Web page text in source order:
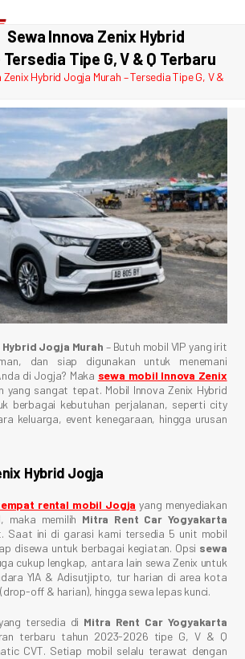
Sewa Innova Zenix Hybrid
Tipe G, V & Q Terbaru
Hybrid Jogja Murah – Tersedia Tipe G, V &
Jogja Murah – Butuh mobil VIP yang irit
dan siap digunakan untuk menemani
di Jogja? Maka sewa mobil Innova Zenix
yang sangat tepat. Mobil Innova Zenix Hybrid
berbagai kebutuhan perjalanan, seperti city
keluarga, event kenegaraan, hingga urusan
Hybrid Jogja
rental mobil Jogja yang menyediakan
maka memilih Mitra Rent Car Yogyakarta
Saat ini di garasi kami tersedia 5 unit mobil
disewa untuk berbagai kegiatan. Opsi sewa
cukup lengkap, antara lain sewa Zenix untuk
YIA & Adisutjipto, tur harian di area kota
off & harian), hingga sewa lepas kunci.
tersedia di Mitra Rent Car Yogyakarta
terbaru tahun 2023-2026 tipe G, V & Q
CVT. Setiap mobil selalu terawat dengan